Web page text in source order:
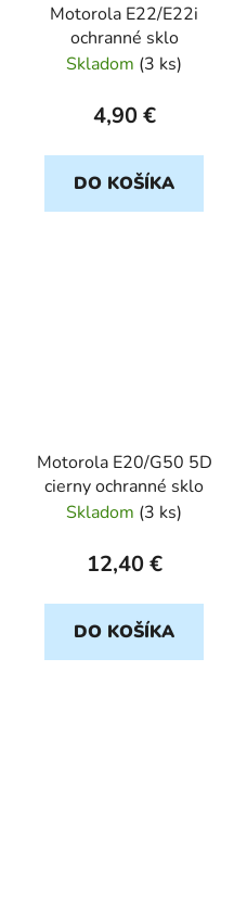
Motorola E22/E22i
ochranné sklo
Skladom (3 ks)
4,90 €
DO KOŠÍKA
Motorola E20/G50 5D
cierny ochranné sklo
Skladom (3 ks)
12,40 €
DO KOŠÍKA